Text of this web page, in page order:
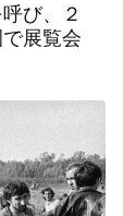
び、２
展覧会